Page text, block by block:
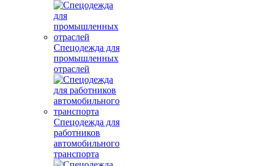
Спецодежда для
промышленных
отраслей
Спецодежда для
работников
автомобильного
транспорта